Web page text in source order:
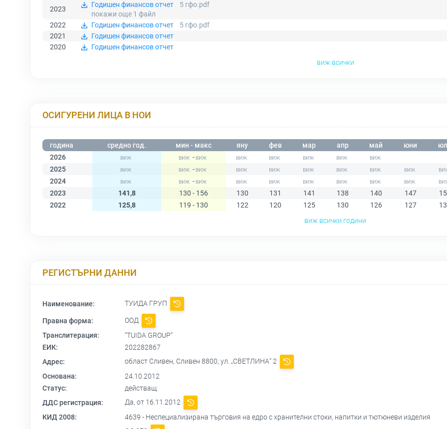
2023
Годишен финансов отчет
5 гфо.pdf
покажи още 1 файл
2022
Годишен финансов отчет
5 гфо.pdf
2021
Годишен финансов отчет
2020
Годишен финансов отчет
виж всички
ОСИГУРЕНИ ЛИЦА В НОИ
година средно год. мин - макс яну фев мар апр май юни
2026
-
2025
-
2024
-
2023
141,8 130 - 156 130 131 141 138 140 147
2022
125,8 119 - 130 122 120 125 130 126 127
виж всички години
РЕГИСТЪРНИ ДАННИ
Наименование: ТУИДА ГРУП
Правна форма:
ООД
Транслитерация:
“TUIDA GROUP”
ЕИК:
202282867
Адрес:
област Сливен, Сливен 8800, ул. „СВЕТЛИНА“ 2
Основана:
24.10.2012
Статус:
действащ
ДДС регистрация:
Да, от 16.11.2012
КИД 2008:
4639 - Неспециализирана търговия на едро с хранителни стоки, напитки и тютюневи изделия